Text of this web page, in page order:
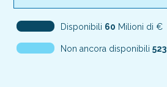
Disponibili 60 Milioni di €
Non ancora disponibili523